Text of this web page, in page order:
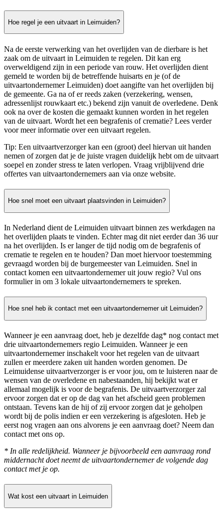
Hoe regel je een uitvaart in Leimuiden?
Na de eerste verwerking van het overlijden van de dierbare is het
zaak om de uitvaart in Leimuiden te regelen. Dit kan erg
overweldigend zijn in een periode van rouw. Het overlijden dient
gemeld te worden bij de betreffende huisarts en je (of de
uitvaartondernemer Leimuiden) doet aangifte van het overlijden bij
de gemeente. Ga na of er reeds zaken (verzekering, wensen,
adressenlijst rouwkaart etc.) bekend zijn vanuit de overledene. Denk
ook na over de kosten die gemaakt kunnen worden in het regelen
van de uitvaart. Wordt het een begrafenis of crematie? Lees verder
voor meer informatie over een uitvaart regelen.
Tip: Een uitvaartverzorger kan een (groot) deel hiervan uit handen
nemen of zorgen dat je de juiste vragen duidelijk hebt om de uitvaart
soepel en zonder stress te laten verlopen. Vraag vrijblijvend drie
offertes van uitvaartondernemers aan via onze website.
Hoe snel moet een uitvaart plaatsvinden in Leimuiden?
In Nederland dient de Leimuiden uitvaart binnen zes werkdagen na
het overlijden plaats te vinden. Echter mag dit niet eerder dan 36 uur
na het overlijden. Is er langer de tijd nodig om de begrafenis of
crematie te regelen en te houden? Dan moet hiervoor toestemming
gevraagd worden bij de burgemeester van Leimuiden. Snel in
contact komen een uitvaartondernemer uit jouw regio? Vul ons
formulier in om 3 lokale uitvaartondernemers te spreken.
Hoe snel heb ik contact met een uitvaartondernemer uit Leimuiden?
Wanneer je een aanvraag doet, heb je dezelfde dag* nog contact met
drie uitvaartondernemers regio Leimuiden. Wanneer je een
uitvaartondernemer inschakelt voor het regelen van de uitvaart
zullen er meerdere zaken uit handen worden genomen. De
Leimuidense uitvaartverzorger is er voor jou, om te luisteren naar de
wensen van de overledene en nabestaanden, hij bekijkt wat er
allemaal mogelijk is voor de begrafenis. De uitvaartverzorger zal
ervoor zorgen dat er op de dag van het afscheid geen problemen
ontstaan. Tevens kan de hij of zij ervoor zorgen dat je geholpen
wordt bij de polis indien er een verzekering is afgesloten. Heb je
eerst nog vragen aan ons alvorens je een aanvraag doet? Neem dan
contact met ons op.
* In alle redelijkheid. Wanneer je bijvoorbeeld een aanvraag rond
middernacht doet neemt de uitvaartondernemer de volgende dag
contact met je op.
Wat kost een uitvaart in Leimuiden